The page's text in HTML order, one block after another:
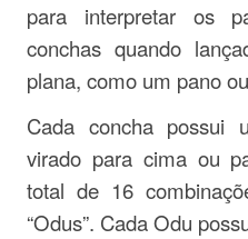
para interpretar os
conchas quando
plana, como um pano
Cada concha possui
virado para cima ou
total de 16
“Odus”. Cada Odu